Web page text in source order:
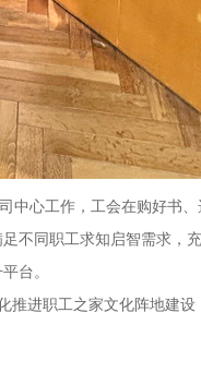
心工作，工会在购好书、
不同职工求知启智需求，
台。
进职工之家文化阵地建设